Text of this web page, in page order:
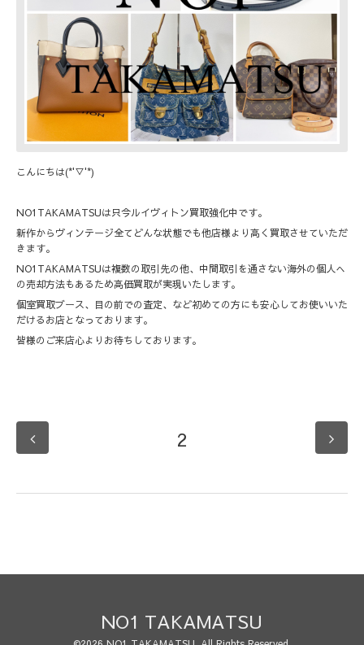
こんにちは(*'▽'*)
NO1TAKAMATSUは只今ルイヴィトン買取強化中です。
新作からヴィンテージ全てどんな状態でも他店様より高く買取させていただ
きます。
NO1TAKAMATSUは複数の取引先の他、中間取引を通さない海外の個人へ
の売却方法もあるため高価買取が実現いたします。
個室買取ブース、目の前での査定、など初めての方にも安心してお使いいた
だけるお店となっております。
皆様のご来店心よりお待ちしております。
2
NO1 TAKAMATSU